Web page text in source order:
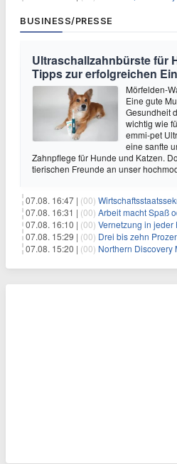
BUSINESS/PRESSE
Ultraschallzahnbürste für
Tipps zur erfolgreichen
Mörfelden-
Eine gute
Gesundheit
wichtig wie
emmi-pet
eine sanfte
Zahnpflege für Hunde und Katzen.
tierischen Freunde an unser
07.08. 16:47 | (00) Wirtschaftsstaatssekretär Thomas
07.08. 16:31 | (00) Arbeit macht Spaß
07.08. 16:10 | (00) Vernetzung in jeder
07.08. 15:29 | (00) Drei bis zehn Prozent, so
07.08. 15:20 | (00) Northern Discovery Metals gibt die